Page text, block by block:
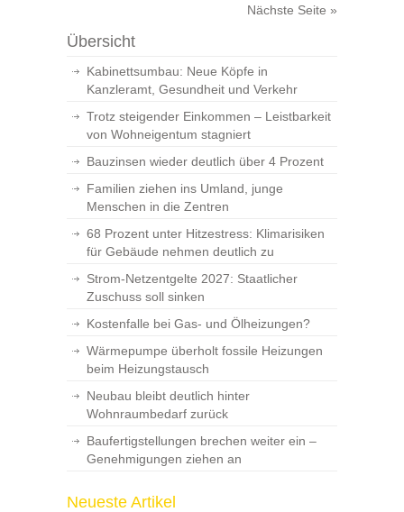
Nächste Seite »
Übersicht
Kabinettsumbau: Neue Köpfe in
Kanzleramt, Gesundheit und Verkehr
Trotz steigender Einkommen – Leistbarkeit
von Wohneigentum stagniert
Bauzinsen wieder deutlich über 4 Prozent
Familien ziehen ins Umland, junge
Menschen in die Zentren
68 Prozent unter Hitzestress: Klimarisiken
für Gebäude nehmen deutlich zu
Strom-Netzentgelte 2027: Staatlicher
Zuschuss soll sinken
Kostenfalle bei Gas- und Ölheizungen?
Wärmepumpe überholt fossile Heizungen
beim Heizungstausch
Neubau bleibt deutlich hinter
Wohnraumbedarf zurück
Baufertigstellungen brechen weiter ein –
Genehmigungen ziehen an
Neueste Artikel